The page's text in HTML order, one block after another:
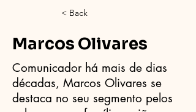
< Back
Marcos Olivares
Comunicador há mais de dias
décadas, Marcos Olivares se
destaca no seu segmento pelos